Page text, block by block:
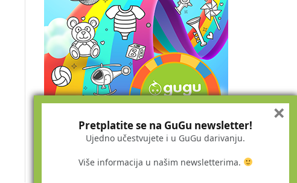
Pretplatite se na GuGu newsletter!
Ujedno učestvujete i u GuGu darivanju.
Više informacija u našim newsletterima.
×